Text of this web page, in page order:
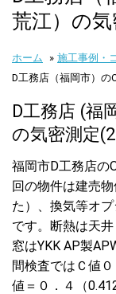
荒江）の
ホーム » 施工事例・
D工務店（福岡市）の
D工務店 (福
の気密測定
福岡市D工務店の
回の物件は建売
た）、換気等オ
です。断熱は天
窓はYKK AP製
間検査ではＣ値
値＝０．４（